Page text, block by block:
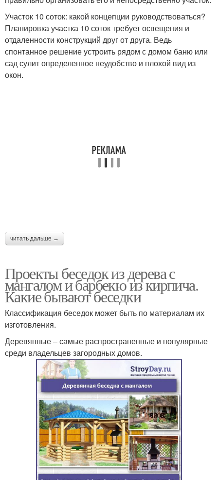
Участок 10 соток: какой концепции руководствоваться?
Планировка участка 10 соток требует освещения и
отдаленности конструкций друг от друга. Ведь
спонтанное решение устроить рядом с домом баню или
сад сулит определенное неудобство и плохой вид из
окон.
читать дальше →
Проекты беседок из дерева с
мангалом и барбекю из кирпича.
Какие бывают беседки
Классификация беседок может быть по материалам их
изготовления.
Деревянные – самые распространенные и популярные
среди владельцев загородных домов.